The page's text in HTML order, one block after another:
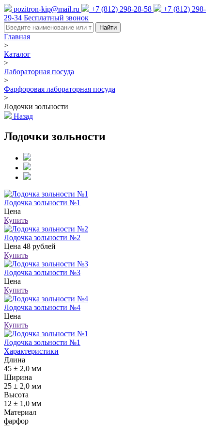
pozitron-kip@mail.ru +7 (812) 298-28-58
+7 (812) 298-
29-34 Бесплатный звонок
Найти
Главная
>
Каталог
>
Лабораторная посуда
>
Фарфоровая лабораторная посуда
>
Лодочки зольности
Назад
Лодочки зольности
Лодочка зольности №1
Цена
Купить
Лодочка зольности №2
Цена 48 рублей
Купить
Лодочка зольности №3
Цена
Купить
Лодочка зольности №4
Цена
Купить
Лодочка зольности №1
Характеристики
Длина
45 ± 2,0 мм
Ширина
25 ± 2,0 мм
Высота
12 ± 1,0 мм
Материал
фарфор